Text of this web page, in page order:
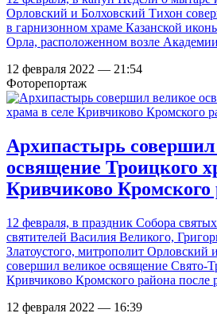
Орловский и Болховский Тихон
в гарнизонном храме Казанской
Орла, расположенном возле
12 февраля 2022 — 21:54
Фоторепортаж
Архипастырь совершил
освящение Троицкого
Кривчиково Кромского
12 февраля, в праздник Собора
святителей Василия Великого,
Златоустого, митрополит Орловский
совершил великое освящение Свято-
Кривчиково Кромского района после
12 февраля 2022 — 16:39